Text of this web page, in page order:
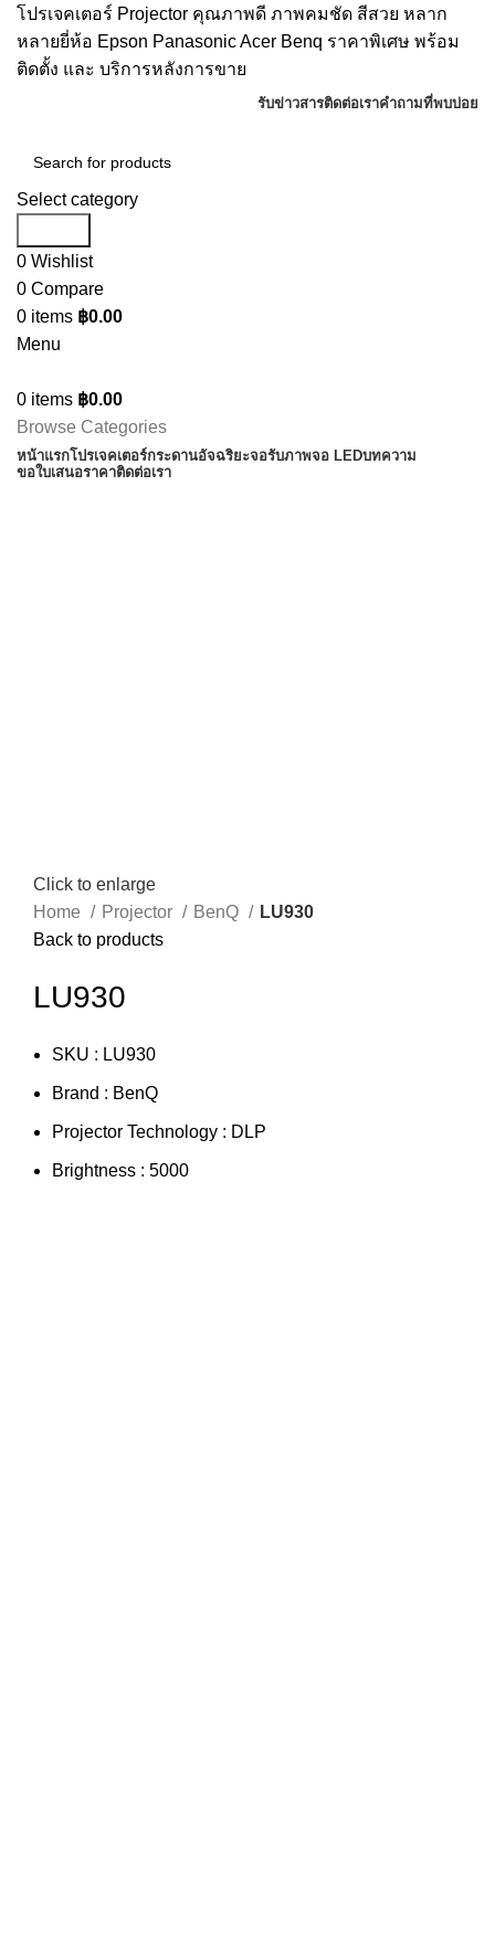
โปรเจคเตอร์ Projector คุณภาพดี ภาพคมชัด สีสวย หลาก
หลายยี่ห้อ Epson Panasonic Acer Benq ราคาพิเศษ พร้อม
ติดตั้ง และ บริการหลังการขาย
รับข่าวสารติดต่อเราคำถามที่พบบ่อย
Select category
0 Wishlist
0 Compare
0 items ฿0.00
Menu
0 items ฿0.00
Browse Categories
หน้าแรกโปรเจคเตอร์กระดานอัจฉริยะจอรับภาพจอ LEDบทความ
ขอใบเสนอราคาติดต่อเรา
Click to enlarge
Home
Projector BenQ
LU930
Back to products
LU930
SKU : LU930
Brand : BenQ
Projector Technology : DLP
Brightness : 5000